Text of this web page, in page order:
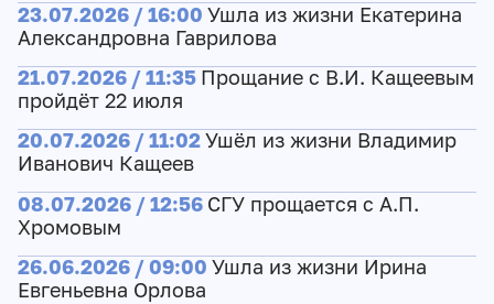
23.07.2026 / 16:00 Ушла из жизни Екатерина
Александровна Гаврилова
21.07.2026 / 11:35 Прощание с В.И. Кащеевым
пройдёт 22 июля
20.07.2026 / 11:02Ушёл из жизни Владимир
Иванович Кащеев
08.07.2026 / 12:56 СГУ прощается с А.П.
Хромовым
26.06.2026 / 09:00 Ушла из жизни Ирина
Евгеньевна Орлова